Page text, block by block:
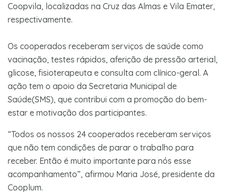
Coopvila, localizadas na Cruz das Almas e Vila Emater,
respectivamente.
Os cooperados receberam serviços de saúde como
vacinação, testes rápidos, aferição de pressão arterial,
glicose, fisioterapeuta e consulta com clínico-geral. A
ação tem o apoio da Secretaria Municipal de
Saúde(SMS), que contribui com a promoção do bem-
estar e motivação dos participantes.
“Todos os nossos 24 cooperados receberam serviços
que não tem condições de parar o trabalho para
receber. Então é muito importante para nós esse
acompanhamento”, afirmou Maria José, presidente da
Cooplum.